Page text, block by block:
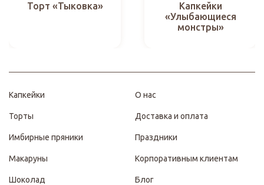
Торт «Тыковка»
Капкейки
«Улыбающиеся
монстры»
Капкейки
Торты
Имбирные пряники
Макаруны
Шоколад
О нас
Доставка и оплата
Праздники
Корпоративным клиентам
Блог